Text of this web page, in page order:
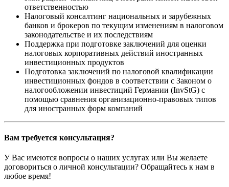
ответственностью
Налоговый консалтинг национальных и зарубежных
банков и брокеров по текущим изменениям в налоговом
законодательстве и их последствиям
Поддержка при подготовке заключений для оценки
налоговых корпоративных действий иностранных
инвестиционных продуктов
Подготовка заключений по налоговой квалификации
инвестиционных фондов в соответствии с Законом о
налогообложении инвестиций Германии (InvStG) с
помощью сравнения организационно-правовых типов
для иностранных форм компаний
Вам требуется консультация?
У Вас имеются вопросы о наших услугах или Вы желаете
договориться о личной консультации? Обращайтесь к нам в
любое время!